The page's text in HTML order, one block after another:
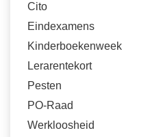
Cito
Eindexamens
Kinderboekenweek
Lerarentekort
Pesten
PO-Raad
Werkloosheid